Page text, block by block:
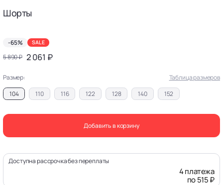
Шорты
-65% SALE
5 890 ₽ 2 061 ₽
Размер:
Таблица размеров
104
110 116 122 128 140 152
Добавить в корзину
Доступна рассрочка без переплаты
4 платежа
по 515 ₽